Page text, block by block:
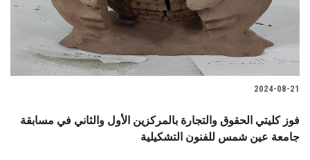
2024-08-21
فوز كليتي الحقوق والتجارة بالمركزين الأول والثاني في مسابقة
جامعة عين شمس للفنون التشكيلية